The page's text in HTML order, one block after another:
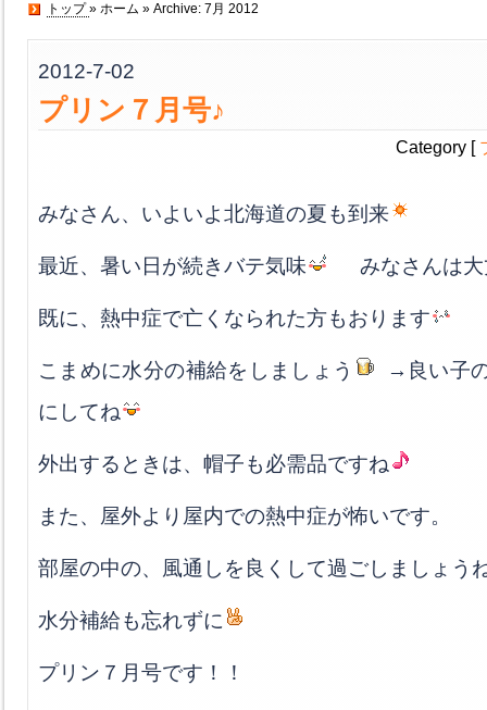
トップ» ホーム » Archive: 7月 2012
2012-7-02
プリン７月号♪
Category [
みなさん、いよいよ北海道の夏も到来
最近、暑い日が続きバテ気味 みなさんは大
既に、熱中症で亡くなられた方もおります
こまめに水分の補給をしましょう
→良い子
にしてね
外出するときは、帽子も必需品ですね
また、屋外より屋内での熱中症が怖いです。
部屋の中の、風通しを良くして過ごしましょう
水分補給も忘れずに
プリン７月号です！！